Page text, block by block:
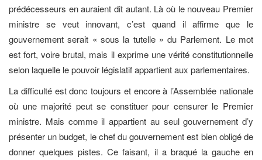
prédécesseurs en auraient dit autant. Là où le nouveau Premier
ministre se veut innovant, c’est quand il affirme que le
gouvernement serait « sous la tutelle » du Parlement. Le mot
est fort, voire brutal, mais il exprime une vérité constitutionnelle
selon laquelle le pouvoir législatif appartient aux parlementaires.
La difficulté est donc toujours et encore à l’Assemblée nationale
où une majorité peut se constituer pour censurer le Premier
ministre. Mais comme il appartient au seul gouvernement d’y
présenter un budget, le chef du gouvernement est bien obligé de
donner quelques pistes. Ce faisant, il a braqué la gauche en